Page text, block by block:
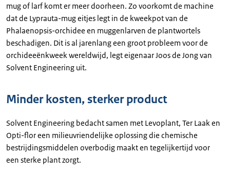
mug of larf komt er meer doorheen. Zo voorkomt de machine
dat de Lyprauta-mug eitjes legt in de kweekpot van de
Phalaenopsis-orchidee en muggenlarven de plantwortels
beschadigen. Dit is al jarenlang een groot probleem voor de
orchideeënkweek wereldwijd, legt eigenaar Joos de Jong van
Solvent Engineering uit.
Minder kosten, sterker product
Solvent Engineering bedacht samen met Levoplant, Ter Laak en
Opti-flor een milieuvriendelijke oplossing die chemische
bestrijdingsmiddelen overbodig maakt en tegelijkertijd voor
een sterke plant zorgt.